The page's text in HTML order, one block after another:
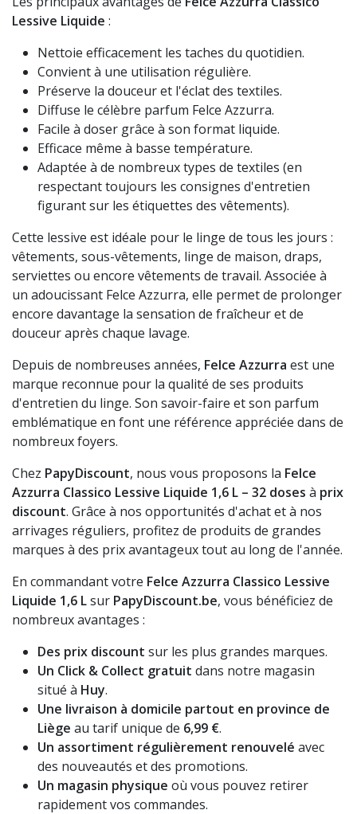
Lessive Liquide :
Nettoie efficacement les taches du quotidien.
Convient à une utilisation régulière.
Préserve la douceur et l'éclat des textiles.
Diffuse le célèbre parfum Felce Azzurra.
Facile à doser grâce à son format liquide.
Efficace même à basse température.
Adaptée à de nombreux types de textiles (en
respectant toujours les consignes d'entretien
figurant sur les étiquettes des vêtements).
Cette lessive est idéale pour le linge de tous les jours :
vêtements, sous-vêtements, linge de maison, draps,
serviettes ou encore vêtements de travail. Associée à
un adoucissant Felce Azzurra, elle permet de prolonger
encore davantage la sensation de fraîcheur et de
douceur après chaque lavage.
Depuis de nombreuses années, Felce Azzurra est une
marque reconnue pour la qualité de ses produits
d'entretien du linge. Son savoir-faire et son parfum
emblématique en font une référence appréciée dans de
nombreux foyers.
Chez PapyDiscount, nous vous proposons la Felce
Azzurra Classico Lessive Liquide 1,6 L – 32 doses à prix
discount. Grâce à nos opportunités d'achat et à nos
arrivages réguliers, profitez de produits de grandes
marques à des prix avantageux tout au long de l'année.
En commandant votre Felce Azzurra Classico Lessive
Liquide 1,6 Lsur PapyDiscount.be, vous bénéficiez de
nombreux avantages :
Des prix discount sur les plus grandes marques.
Un Click & Collect gratuit dans notre magasin
situé à Huy.
Une livraison à domicile partout en province de
Liège au tarif unique de 6,99 €.
Un assortiment régulièrement renouvelé avec
des nouveautés et des promotions.
Un magasin physique où vous pouvez retirer
rapidement vos commandes.